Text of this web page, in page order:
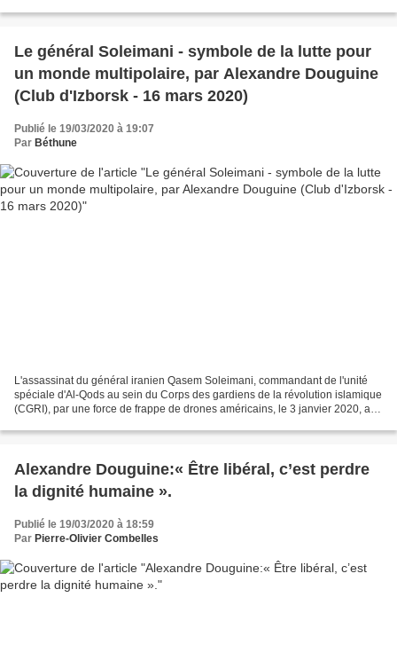
Le général Soleimani - symbole de la lutte pour
un monde multipolaire, par Alexandre Douguine
(Club d'Izborsk - 16 mars 2020)
Publié le 19/03/2020 à 19:07
Par Béthune
L'assassinat du général iranien Qasem Soleimani, commandant de l'unité
spéciale d'Al-Qods au sein du Corps des gardiens de la révolution islamique
(CGRI), par une force de frappe de drones américains, le 3 janvier 2020, a
Alexandre Douguine:« Être libéral, c’est perdre
la dignité humaine ».
Publié le 19/03/2020 à 18:59
Par Pierre-Olivier Combelles